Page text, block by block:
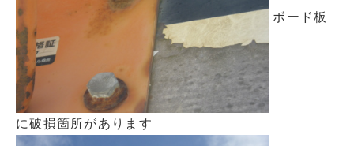
ボード板
に破損箇所があります